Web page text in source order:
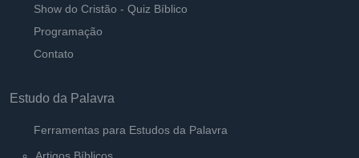
Show do Cristão - Quiz Bíblico
Programação
Contato
Estudo da Palavra
Ferramentas para Estudos da Palavra